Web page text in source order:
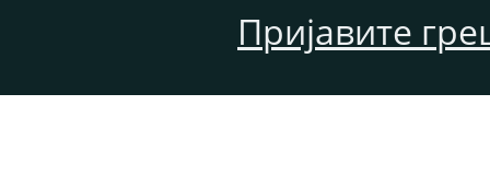
Пријавите